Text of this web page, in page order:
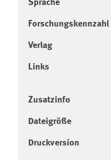
Forschungskennzahl
Verlag
Links
Zusatzinfo
Dateigröße
Druckversion